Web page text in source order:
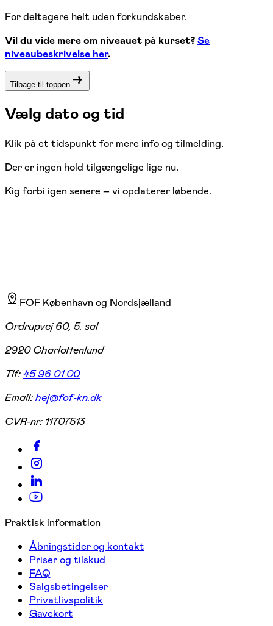
For deltagere helt uden forkundskaber.
Vil du vide mere om niveauet på kurset?Se
niveaubeskrivelse her.
Tilbage til toppen
Vælg dato og tid
Klik på et tidspunkt for mere info og tilmelding.
Der er ingen hold tilgængelige lige nu.
Kig forbi igen senere – vi opdaterer løbende.
FOF København og Nordsjælland
Ordrupvej 60, 5. sal
2920 Charlottenlund
Tlf:45 96 01 00
Email:hej@fof-kn.dk
CVR-nr: 11707513
Praktisk information
Åbningstider og kontakt
Priser og tilskud
FAQ
Salgsbetingelser
Privatlivspolitik
Gavekort